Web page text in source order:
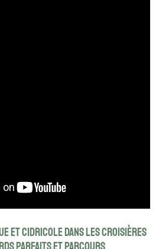
et cidricole dans les croisières